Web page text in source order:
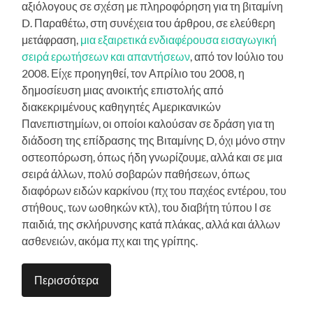
αξιόλογους σε σχέση με πληροφόρηση για τη βιταμίνη
D. Παραθέτω, στη συνέχεια του άρθρου, σε ελεύθερη
μετάφραση, μια εξαιρετικά ενδιαφέρουσα εισαγωγική
σειρά ερωτήσεων και απαντήσεων, από τον Ιούλιο του
2008. Είχε προηγηθεί, τον Απρίλιο του 2008, η
δημοσίευση μιας ανοικτής επιστολής από
διακεκριμένους καθηγητές Αμερικανικών
Πανεπιστημίων, οι οποίοι καλούσαν σε δράση για τη
διάδοση της επίδρασης της Βιταμίνης D, όχι μόνο στην
οστεοπόρωση, όπως ήδη γνωρίζουμε, αλλά και σε μια
σειρά άλλων, πολύ σοβαρών παθήσεων, όπως
διαφόρων ειδών καρκίνου (πχ του παχέος εντέρου, του
στήθους, των ωοθηκών κτλ), του διαβήτη τύπου Ι σε
παιδιά, της σκλήρυνσης κατά πλάκας, αλλά και άλλων
ασθενειών, ακόμα πχ και της γρίπης.
Περισσότερα